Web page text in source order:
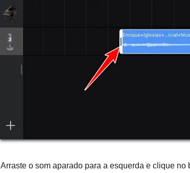
Arraste o som aparado para a esquerda e clique